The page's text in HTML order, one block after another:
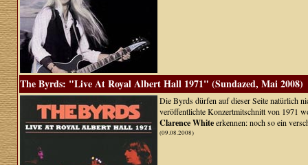
The Byrds: "Live At Royal Albert Hall 1971" (Sundazed, Mai 2008)
Die Byrds dürfen auf dieser Seite natürlich
veröffentlichte Konzertmitschnitt von 1971
Clarence Whiteerkennen: noch so ein
(09.08.2008)